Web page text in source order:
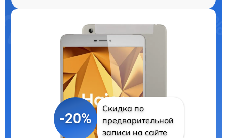
-20%
Скидка по
предварительной
записи на сайте